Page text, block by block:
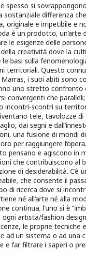
spesso si
sostanziale differenza
originale e irripetibile e
è un prodotto, un’arte
le esigenze delle
creatività dove la
basi sulla
territoriali. Questo
i suoi abiti sono
uno stretto
convergenti che
incontri-scontri su
tele, tavolozze
dai segni e
una fusione di mondi
per raggiungere
pensano e agiscono in
che contribuiscono al
di desiderabilità. C’è
che consente il
di ricerca dove si
né all’arte né alla
continua, l’uno si è
artista/fashion
le proprie tecniche
ad un sistema o ad una
e far filtrare i saperi o